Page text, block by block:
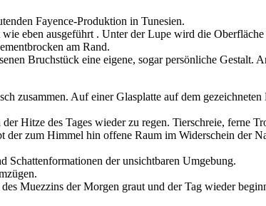
Fayence-Produktion in Tunesien.
eben ausgeführt . Unter der Lupe wird die
am Rand.
Bruchstück eine eigene, sogar persönliche Gestalt.
Auf einer Glasplatte auf dem gezeichneten
Hitze des Tages wieder zu regen. Tierschreie, ferne
zum Himmel hin offene Raum im Widerschein der
Schattenformationen der unsichtbaren Umgebung.
Muezzins der Morgen graut und der Tag wieder